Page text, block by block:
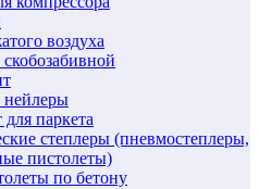
воздуха
нейлеры
паркета
степлеры (пневмостеплеры,
пистолеты)
по бетону